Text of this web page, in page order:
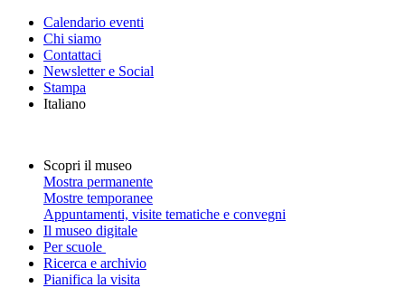
Calendario eventi
Chi siamo
Contattaci
Newsletter e Social
Stampa
Italiano
Scopri il museo
Mostra permanente
Mostre temporanee
Appuntamenti, visite tematiche e convegni
Il museo digitale
Per scuole
Ricerca e archivio
Pianifica la visita